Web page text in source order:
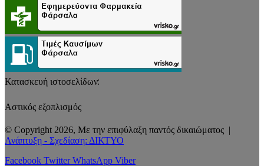
Κατασκευή ιστοσελίδων:
Αστικός εξοπλισμός
© Copyright 2026, Με την επιφύλαξη παντός δικαιώματος |
Ανάπτυξη - Σχεδίαση: ΔΙΚΤΥΟ
Facebook Twitter WhatsApp Viber